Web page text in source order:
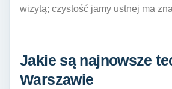
wizytą; czystość jamy ustnej ma
Jakie są najnowsze
Warszawie